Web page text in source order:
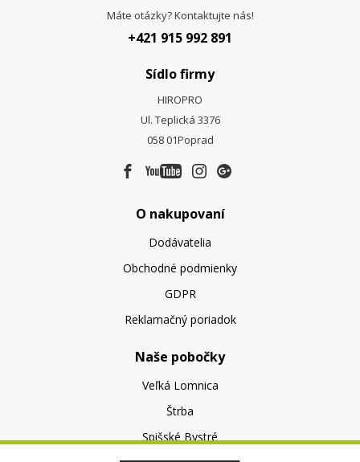
Máte otázky? Kontaktujte nás!
+421 915 992 891
Sídlo firmy
HIROPRO
Ul. Teplická 3376
058 01Poprad
O nakupovaní
Dodávatelia
Obchodné podmienky
GDPR
Reklamačný poriadok
Naše pobočky
Veľká Lomnica
Štrba
Spišské Bystré